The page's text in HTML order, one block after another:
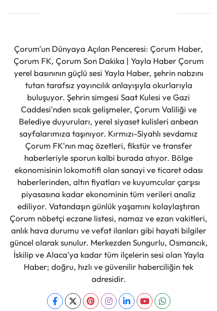
Çorum'un Dünyaya Açılan Penceresi: Çorum Haber,
Çorum FK, Çorum Son Dakika | Yayla Haber Çorum
yerel basınının güçlü sesi Yayla Haber, şehrin nabzını
tutan tarafsız yayıncılık anlayışıyla okurlarıyla
buluşuyor. Şehrin simgesi Saat Kulesi ve Gazi
Caddesi'nden sıcak gelişmeler, Çorum Valiliği ve
Belediye duyuruları, yerel siyaset kulisleri anbean
sayfalarımıza taşınıyor. Kırmızı-Siyahlı sevdamız
Çorum FK'nın maç özetleri, fikstür ve transfer
haberleriyle sporun kalbi burada atıyor. Bölge
ekonomisinin lokomotifi olan sanayi ve ticaret odası
haberlerinden, altın fiyatları ve kuyumcular çarşısı
piyasasına kadar ekonominin tüm verileri analiz
ediliyor. Vatandaşın günlük yaşamını kolaylaştıran
Çorum nöbetçi eczane listesi, namaz ve ezan vakitleri,
anlık hava durumu ve vefat ilanları gibi hayati bilgiler
güncel olarak sunulur. Merkezden Sungurlu, Osmancık,
İskilip ve Alaca'ya kadar tüm ilçelerin sesi olan Yayla
Haber; doğru, hızlı ve güvenilir haberciliğin tek
adresidir.